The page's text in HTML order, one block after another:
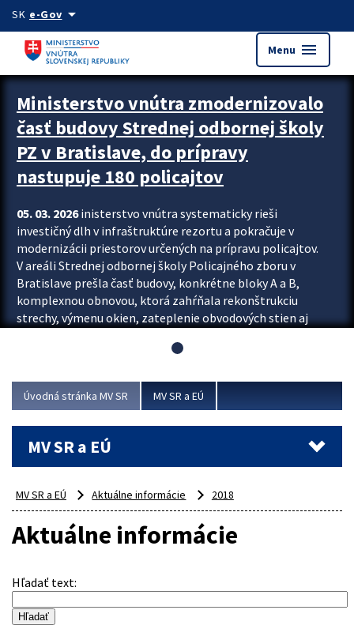
Preskocit na hlavný obsah
SK e-Govarrow_drop_down
Menu menu
Ministerstvo vnútra zmodernizovalo
časť budovy Strednej odbornej školy
PZ v Bratislave, do prípravy
nastupuje 180 policajtov
05. 03. 2026inisterstvo vnútra systematicky rieši
investičný dlh v infraštruktúre rezortu a pokračuje v
modernizácii priestorov určených na prípravu policajtov.
V areáli Strednej odbornej školy Policajného zboru v
Bratislave prešla časť budovy, konkrétne bloky A a B,
komplexnou obnovou, ktorá zahŕňala rekonštrukciu
strechy, výmenu okien, zateplenie obvodových stien aj
aj interiéru, kde vznikli nové učebne a moderné
Viac
Úvodná stránka MV SR MV SR a EÚ
MV SR a EÚ
MV SR a EÚ Aktuálne informácie 2018
Aktuálne informácie
Hľadať text: